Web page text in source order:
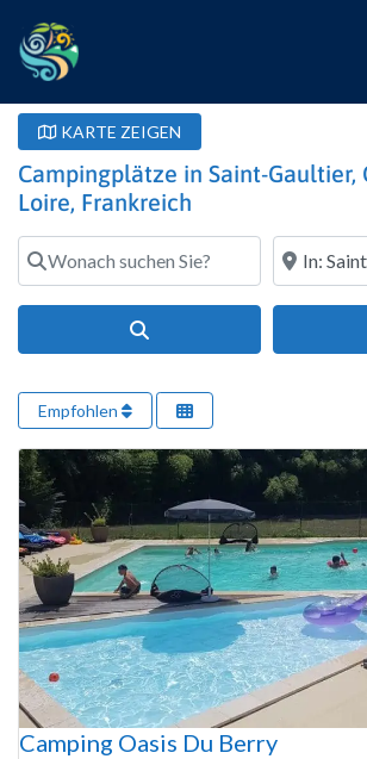
KARTE ZEIGEN
Campingplätze in Saint-Gaultier,
Loire, Frankreich
Wonach suchen Sie? Wo?
Empfohlen
Camping Oasis Du Berry